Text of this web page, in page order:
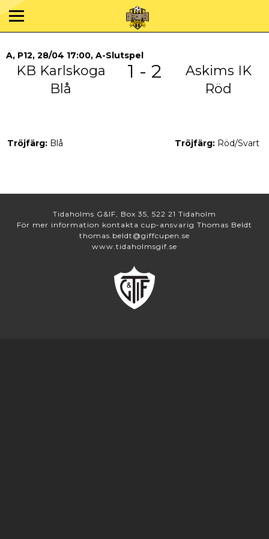
A, P12, 28/04 17:00, A-Slutspel
KB Karlskoga
Blå
1 - 2
Askims IK
Röd
Tröjfärg: Blå Tröjfärg: Röd/Svart
Tidaholms G&IF, Box 35, 522 21 Tidaholm
För mer information kontakta cup-ansvarig Thomas Beldt
thomas.beldt@giffcupen.se
www.tidaholmsgif.se